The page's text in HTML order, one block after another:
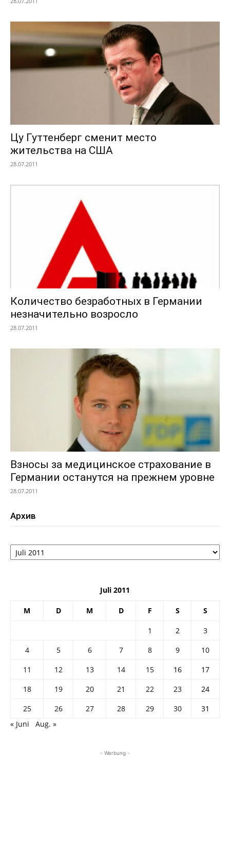
Цу Гуттенберг сменит место
жительства на США
28.07.2011
Количество безработных в Германии
незначительно возросло
28.07.2011
Взносы за медицинское страхование в
Германии останутся на прежнем уровне
28.07.2011
Архив
Архив
Juli 2011
M D M D F S S
1 2
3
4
5 6 7 8 9
10
11
12 13 14 15 16
17
18
19 20 21 22 23
24
25
26 27 28 29 30
31
« Juni
Aug. »
- Werbung -